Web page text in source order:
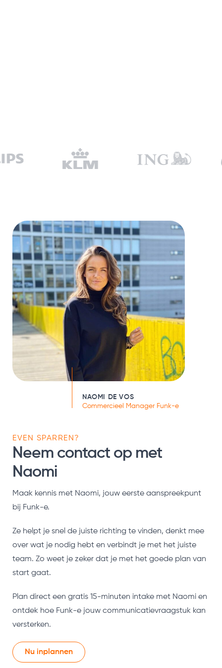
EVEN SPARREN?
Neem contact op met
Naomi
Maak kennis met Naomi, jouw eerste aanspreekpunt
bij Funk-e.
Ze helpt je snel de juiste richting te vinden, denkt mee
over wat je nodig hebt en verbindt je met het juiste
team. Zo weet je zeker dat je met het goede plan van
start gaat.
Plan direct een gratis 15-minuten intake met Naomi en
ontdek hoe Funk-e jouw communicatievraagstuk kan
versterken.
Nu inplannen
NAOMI DE VOS
Commercieel Manager Funk-e